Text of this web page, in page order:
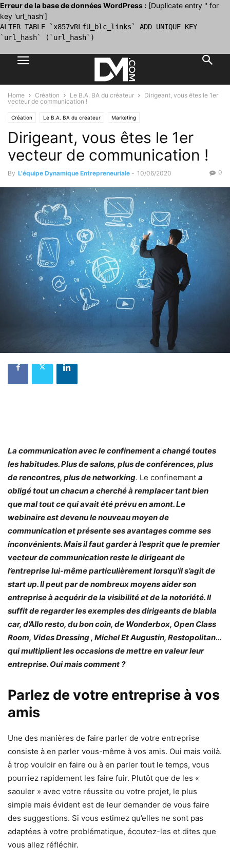
Erreur de la base de données WordPress : [Duplicate entry '' for
key 'url_hash']
ALTER TABLE `x857vRLfU_blc_links` ADD UNIQUE KEY
`url_hash` (`url_hash`)
Home Création Le B.A. BA du créateur
Dirigeant, vous êtes le 1er
vecteur de communication !
Création Le B.A. BA du créateur Marketing
Dirigeant, vous êtes le 1er
vecteur de communication !
By L'équipe Dynamique Entrepreneuriale - 10/06/2020 0
La communication avec le confinement a changé toutes
les habitudes. Plus de salons, plus de conférences, plus
de rencontres, plus de networking. Le confinement a
obligé tout un chacun a cherché à remplacer tant bien
que mal tout ce qui avait été prévu en amont. Le
webinaire est devenu le nouveau moyen de
communication et présente ses avantages comme ses
inconvénients. Mais il faut garder à l’esprit que le premier
vecteur de communication reste le dirigeant de
l’entreprise lui-même particulièrement lorsqu’il s’agitde
start up. Il peut par de nombreux moyens aider son
entreprise à acquérir de la visibilité et de la notoriété. Il
suffit de regarder les exemples des dirigeants de blabla
car, d’Allo resto, du bon coin, de Wonderbox, Open Class
Room, Vides Dressing , Michel Et Augustin, Restopolitan…
qui multiplient les occasions de mettre en valeur leur
entreprise. Oui mais comment ?
Parlez de votre entreprise à vos
amis
Une des manières de faire parler de votre entreprise
consiste à en parler vous-même à vos amis. Oui mais voilà.
à trop vouloir en faire ou à en parler tout le temps, vous
pourriez rapidement les faire fuir. Plutôt que de les «
saouler » avec votre réussite ou votre projet, le plus
simple mais évident est de leur demander de vous faire
des suggestions. Si vous estimez qu’elles ne sont pas
adaptées à votre problématique, écoutez-les et dites que
vous allez réfléchir.